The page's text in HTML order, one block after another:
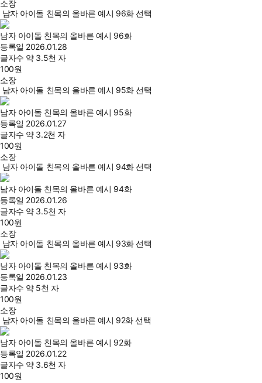
소장
남자 아이돌 친목의 올바른 예시 96화 선택
남자 아이돌 친목의 올바른 예시 96화
등록일 2026.01.28
글자수 약 3.5천 자
100원
소장
남자 아이돌 친목의 올바른 예시 95화 선택
남자 아이돌 친목의 올바른 예시 95화
등록일 2026.01.27
글자수 약 3.2천 자
100원
소장
남자 아이돌 친목의 올바른 예시 94화 선택
남자 아이돌 친목의 올바른 예시 94화
등록일 2026.01.26
글자수 약 3.5천 자
100원
소장
남자 아이돌 친목의 올바른 예시 93화 선택
남자 아이돌 친목의 올바른 예시 93화
등록일 2026.01.23
글자수 약 5천 자
100원
소장
남자 아이돌 친목의 올바른 예시 92화 선택
남자 아이돌 친목의 올바른 예시 92화
등록일 2026.01.22
글자수 약 3.6천 자
100원